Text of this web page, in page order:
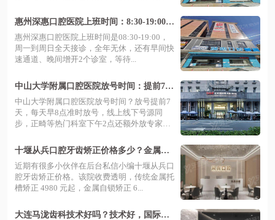
惠州深惠口腔医院上班时间：8:30-19:00，
地址在惠阳区开城大道南
惠州深惠口腔医院上班时间是08:30-19:00，
周一到周日全天接诊，全年无休，还有早间快
速通道、晚间增开2个诊室，等待...
中山大学附属口腔医院放号时间：提前7天
早8点，预约挂号攻略解析
中山大学附属口腔医院放号时间？放号提前7
天，每天早8点准时放号，线上线下号源同
步，正畸等热门科室下午2点还额外放专家
十堰从兵口腔牙齿矫正价格多少？金属托
槽矫正4980 元起，隐形矫正 15000 元起，
透明收费让美牙更轻松！
近期有很多小伙伴在后台私信小编十堰从兵口
腔牙齿矫正价格。该院收费透明，传统金属托
槽矫正 4980 元起，金属自锁矫正 6...
大连马泷齿科技术好吗？技术好，国际连